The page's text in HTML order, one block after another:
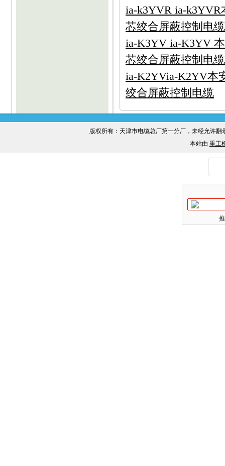
ia-k3YVR ia-k3YVR
芯绞合屏蔽控制电缆
ia-K3YV ia-K3YV
芯绞合屏蔽控制电缆
ia-K2YVia-K2YV本
绞合屏蔽控制电缆
版权所有：天津市电缆总厂第一分厂，未经允许
本站由 重工